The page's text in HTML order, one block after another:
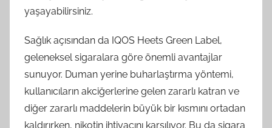
yaşayabilirsiniz.
Sağlık açısından da IQOS Heets Green Label,
geleneksel sigaralara göre önemli avantajlar
sunuyor. Duman yerine buharlaştırma yöntemi,
kullanıcıların akciğerlerine gelen zararlı katran ve
diğer zararlı maddelerin büyük bir kısmını ortadan
kaldırırken, nikotin ihtiyacını karşılıyor. Bu da sigara